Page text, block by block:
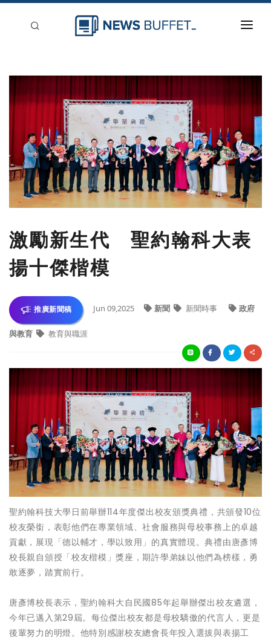
新聞稿分類
登入
刊登
激勵新生代 聖約翰科大表
揚十傑楷模
推廣新聞稿 Jun 09,2025 新聞 新聞時事 政府
與教育 教育與職涯
聖約翰科技大學日前舉辦114年度傑出校友頒獎典禮，共頒發10位
校友榮銜，表彰他們在專業領域、社會服務與母校事務上的卓越
貢獻，展現「德以輔才，學以致用」的真實體現。典禮由唐彥博
校長親自頒授「校友楷模」獎座，期許學弟妹以他們為榜樣，勇
敢逐夢，踏實前行。
唐彥博校長表示，聖約翰科大自民國85年起舉辦傑出校友遴選，
今年已邁入第29屆。每位傑出校友都是母校驕傲的代言人，更是
後輩努力的明燈。他特別感謝校友總會長年投入選拔與表揚工